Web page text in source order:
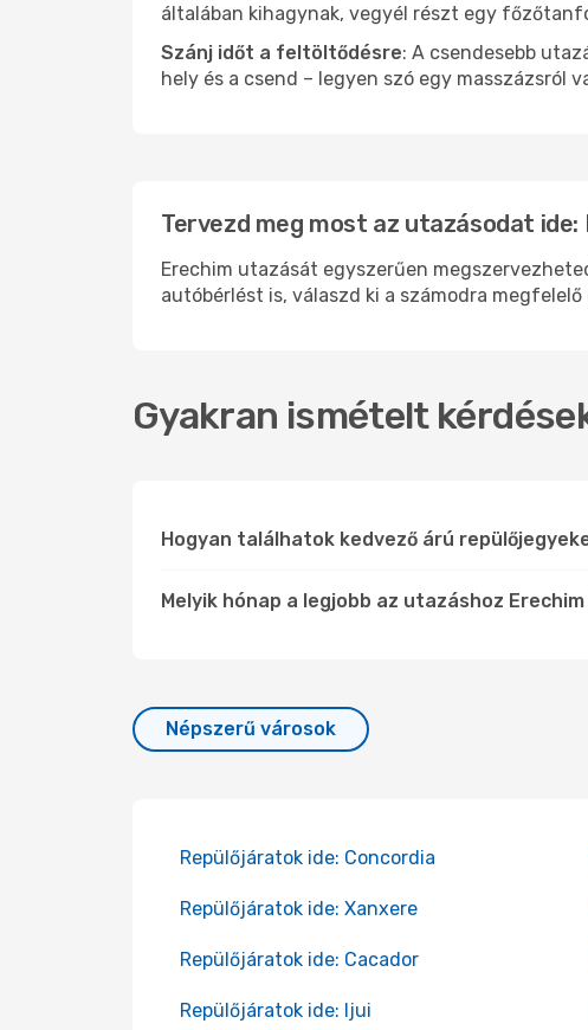
általában kihagynak, vegyél részt egy
Szánj időt a feltöltődésre: A csendesebb
hely és a csend – legyen szó egy masszázsról
Tervezd meg most az utazásodat ide:
Erechim utazását egyszerűen
autóbérlést is, válaszd ki a számodra
Gyakran ismételt
Hogyan találhatok kedvező árú
Melyik hónap a legjobb az utazáshoz
Népszerű városok
Repülőjáratok ide: Concordia
Repülőjáratok ide: Xanxere
Repülőjáratok ide: Cacador
Repülőjáratok ide: Ijui